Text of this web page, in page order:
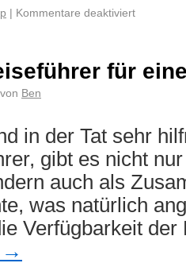
| Kommentare deaktiviert
für
von Ben
in der Tat sehr
gibt es nicht
auch als
was natürlich
Verfügbarkeit der
→